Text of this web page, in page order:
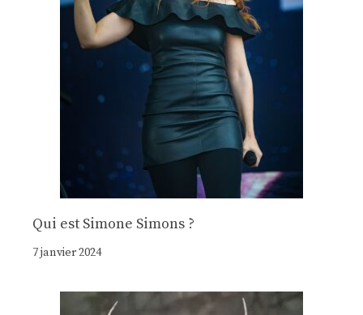
Qui est Simone Simons ?
7 janvier 2024